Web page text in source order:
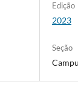
Edição
2023
Seção